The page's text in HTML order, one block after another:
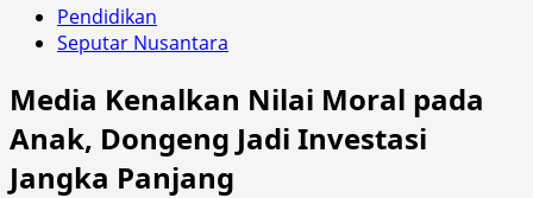
Pendidikan
Seputar Nusantara
Media Kenalkan Nilai Moral pada
Anak, Dongeng Jadi Investasi
Jangka Panjang